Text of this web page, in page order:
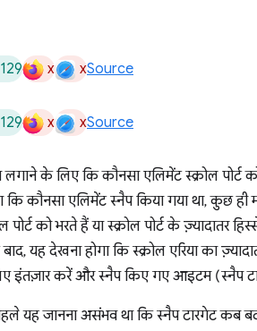
129 x xSource
129 x xSource
के लिए कि कौनसा एलिमेंट स्क्रोल पोर्ट
कौनसा एलिमेंट स्नैप किया गया था, कुछ ही
को भरते हैं या स्क्रोल पोर्ट के ज़्यादातर
यह देखना होगा कि स्क्रोल एरिया का
इंतज़ार करें और स्नैप किए गए आइटम (स्नैप
यह जानना असंभव था कि स्नैप टारगेट कब